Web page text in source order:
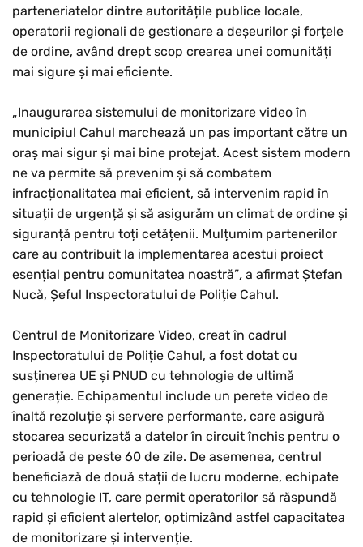
parteneriatelor dintre autoritățile publice locale,
operatorii regionali de gestionare a deșeurilor și forțele
de ordine, având drept scop crearea unei comunități
mai sigure și mai eficiente.
„Inaugurarea sistemului de monitorizare video în
municipiul Cahul marchează un pas important către un
oraș mai sigur și mai bine protejat. Acest sistem modern
ne va permite să prevenim și să combatem
infracționalitatea mai eficient, să intervenim rapid în
situații de urgență și să asigurăm un climat de ordine și
siguranță pentru toți cetățenii. Mulțumim partenerilor
care au contribuit la implementarea acestui proiect
esențial pentru comunitatea noastră”, a afirmat Ștefan
Nucă, Șeful Inspectoratului de Poliție Cahul.
Centrul de Monitorizare Video, creat în cadrul
Inspectoratului de Poliție Cahul, a fost dotat cu
susținerea UE și PNUD cu tehnologie de ultimă
generație. Echipamentul include un perete video de
înaltă rezoluție și servere performante, care asigură
stocarea securizată a datelor în circuit închis pentru o
perioadă de peste 60 de zile. De asemenea, centrul
beneficiază de două stații de lucru moderne, echipate
cu tehnologie IT, care permit operatorilor să răspundă
rapid și eficient alertelor, optimizând astfel capacitatea
de monitorizare și intervenție.